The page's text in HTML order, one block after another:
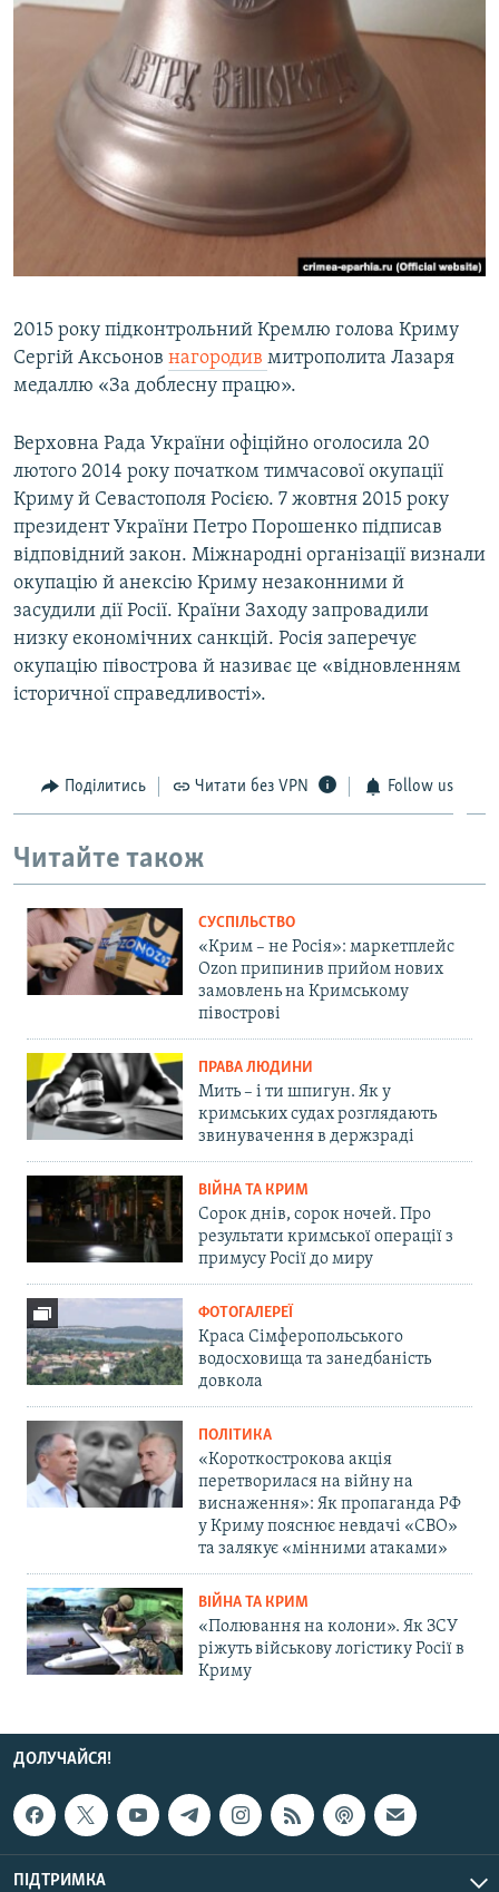
2015 року підконтрольний Кремлю голова Криму
Сергій Аксьонов нагородив митрополита Лазаря
медаллю «За доблесну працю».
Верховна Рада України офіційно оголосила 20
лютого 2014 року початком тимчасової окупації
Криму й Севастополя Росією. 7 жовтня 2015 року
президент України Петро Порошенко підписав
відповідний закон. Міжнародні організації визнали
окупацію й анексію Криму незаконними й
засудили дії Росії. Країни Заходу запровадили
низку економічних санкцій. Росія заперечує
окупацію півострова й називає це «відновленням
історичної справедливості».
Поділитись Читати без VPN Follow us
Читайте також
СУСПІЛЬСТВО
«Крим – не Росія»: маркетплейс
Ozon припинив прийом нових
замовлень на Кримському
півострові
ПРАВА ЛЮДИНИ
Мить – і ти шпигун. Як у
кримських судах розглядають
звинувачення в держзраді
ВІЙНА ТА КРИМ
Сорок днів, сорок ночей. Про
результати кримської операції з
примусу Росії до миру
ФОТОГАЛЕРЕЇ
Краса Сімферопольського
водосховища та занедбаність
довкола
ПОЛІТИКА
«Короткострокова акція
перетворилася на війну на
виснаження»: Як пропаганда РФ
у Криму пояснює невдачі «СВО»
та залякує «мінними атаками»
ВІЙНА ТА КРИМ
«Полювання на колони». Як ЗСУ
ріжуть військову логістику Росії в
Криму
ДОЛУЧАЙСЯ!
ПІДТРИМКА